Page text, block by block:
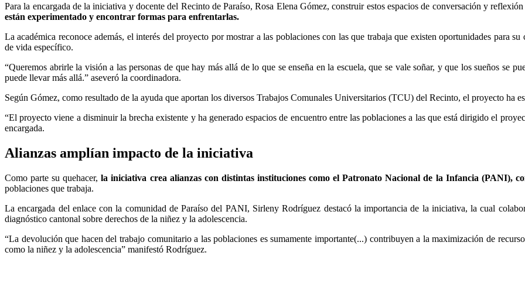
Para la encargada de la iniciativa y docente del Recinto de Paraíso, Rosa Elena Gómez, construir estos espacios de conversación y
están experimentado y encontrar formas para enfrentarlas.
La académica reconoce además, el interés del proyecto por mostrar a las poblaciones con las que trabaja que existen oportunidades para
de vida específico.
“Queremos abrirle la visión a las personas de que hay más allá de lo que se enseña en la escuela, que se vale soñar, y que los sueños se
puede llevar más allá.” aseveró la coordinadora.
Según Gómez, como resultado de la ayuda que aportan los diversos Trabajos Comunales Universitarios (TCU) del Recinto, el proyecto ha
“El proyecto viene a disminuir la brecha existente y ha generado espacios de encuentro entre las poblaciones a las que está dirigido el
encargada.
Alianzas amplían impacto de la iniciativa
Como parte su quehacer,la iniciativa crea alianzas con distintas instituciones como el Patronato Nacional de la Infancia (PANI),
poblaciones que trabaja.
La encargada del enlace con la comunidad de Paraíso del PANI, Sirleny Rodríguez destacó la importancia de la iniciativa, la cual
diagnóstico cantonal sobre derechos de la niñez y la adolescencia.
“La devolución que hacen del trabajo comunitario a las poblaciones es sumamente importante(...) contribuyen a la maximización de
como la niñez y la adolescencia” manifestó Rodríguez.